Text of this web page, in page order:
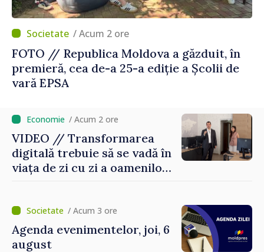
/ Acum 2 ore
FOTO // Republica Moldova a găzduit, în
premieră, cea de-a 25-a ediție a Școlii de
vară EPSA
/ Acum 2 ore
VIDEO // Transformarea
digitală trebuie să se vadă în
viața de zi cu zi a oamenilor
premierul Vasile Tofan, în
vizită la AGE
/ Acum 3 ore
Agenda evenimentelor, joi, 6
august